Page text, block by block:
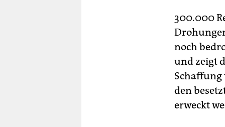
300.000
noch
und zeigt
Schaffung
den
erweckt